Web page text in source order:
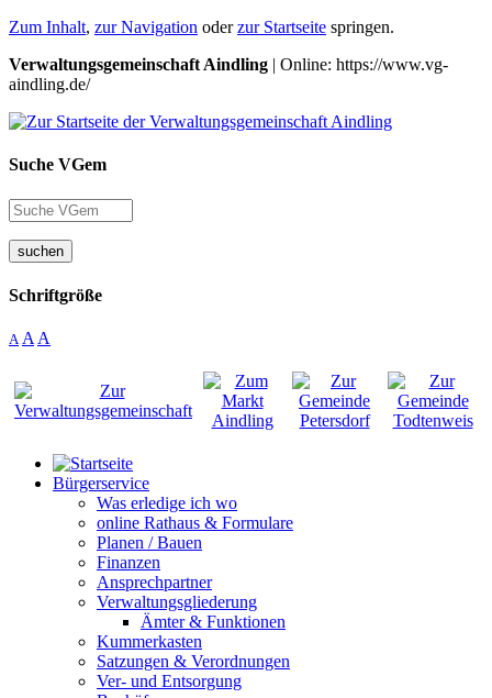
Zum Inhalt, zur Navigation oderzur Startseite springen.
Verwaltungsgemeinschaft Aindling | Online: https://www.vg-
aindling.de/
Suche VGem
suchen
Schriftgröße
A A A
Bürgerservice
Was erledige ich wo
online Rathaus & Formulare
Planen / Bauen
Finanzen
Ansprechpartner
Verwaltungsgliederung
Ämter & Funktionen
Kummerkasten
Satzungen & Verordnungen
Ver- und Entsorgung